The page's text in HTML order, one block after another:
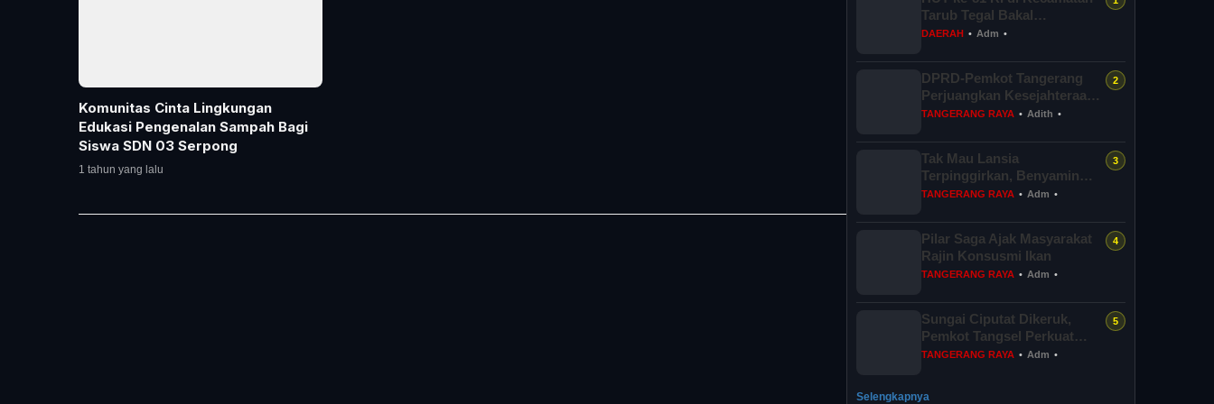
Komunitas Cinta Lingkungan
Edukasi Pengenalan Sampah Bagi
Siswa SDN 03 Serpong
1 tahun yang lalu
Tarub Tegal Bakal
Dimeriahkan Permainan
DAERAH • Adm •
DPRD-Pemkot Tangerang
Perjuangkan Kesejahteraan
PPPK Penuh Waktu
TANGERANG RAYA • Adith •
Tak Mau Lansia
Terpinggirkan, Benyamin
Perkuat 36 Pos Lansia di
TANGERANG RAYA • Adm •
Pilar Saga Ajak Masyarakat
Rajin Konsusmi Ikan
TANGERANG RAYA • Adm •
Sungai Ciputat Dikeruk,
Pemkot Tangsel Perkuat
Sistem Pengendalian Banjir
TANGERANG RAYA • Adm •
Selengkapnya